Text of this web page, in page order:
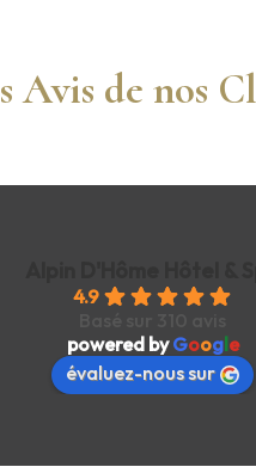
Avis de nos
4.9
powered byGoogl e
évaluez-nous sur